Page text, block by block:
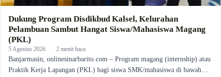
Dukung Program Disdikbud Kalsel, Kelurahan
Pelambuan Sambut Hangat Siswa/Mahasiswa Magang
(PKL)
5 Agustus 2026 · 2 menit baca
Banjarmasin, onlinesinarbarito.com – Program magang (internship) atau
Praktik Kerja Lapangan (PKL) bagi siswa SMK/mahasiswa di bawah…